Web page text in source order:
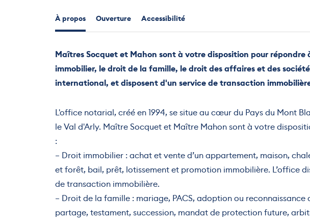
À propos Ouverture Accessibilité
Maîtres Socquet et Mahon sont à votre disposition pour répondre
immobilier, le droit de la famille, le droit des affaires et des
international, et disposent d'un service de transaction
L'office notarial, créé en 1994, se situe au cœur du Pays du Mont
le Val d'Arly. Maître Socquet et Maître Mahon sont à votre
:
– Droit immobilier : achat et vente d’un appartement, maison,
et forêt, bail, prêt, lotissement et promotion immobilière. L’office
de transaction immobilière.
– Droit de la famille : mariage, PACS, adoption ou reconnaissance
partage, testament, succession, mandat de protection future,